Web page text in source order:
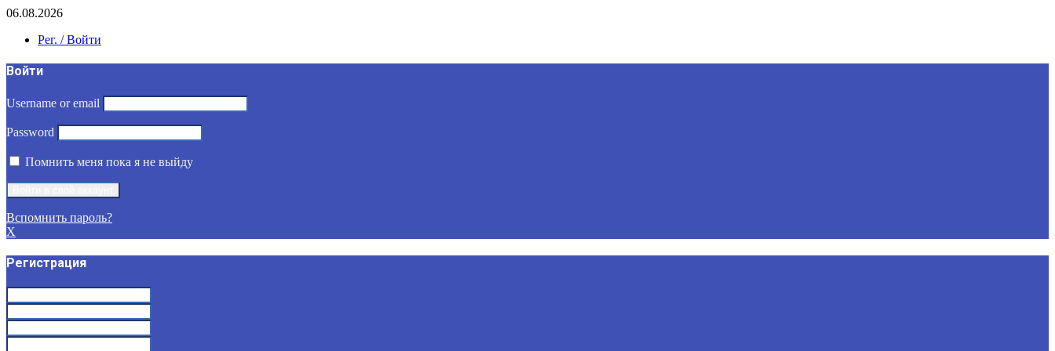
06.08.2026
Рег. / Войти
Войти
Username or email
Password
Помнить меня пока я не выйду
Вспомнить пароль?
X
Регистрация